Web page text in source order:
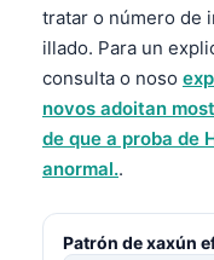
tratar o número de
illado. Para un
consulta o noso
novos adoitan
de que a proba de
anormal..
Patrón de xaxún